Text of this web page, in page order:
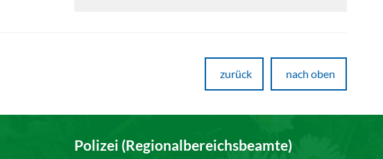
zurück nach oben
Polizei (Regionalbereichsbeamte)